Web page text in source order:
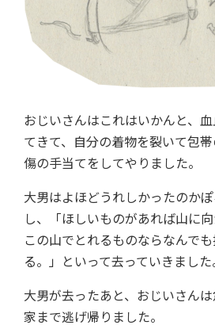
おじいさんはこれはいかんと、
てきて、自分の着物を裂いて包帯
傷の手当てをしてやりました。
大男はよほどうれしかったのか
し、「ほしいものがあれば山に向
この山でとれるものならなんで
る。」といって去っていきました
大男が去ったあと、おじいさんは
家まで逃げ帰りました。